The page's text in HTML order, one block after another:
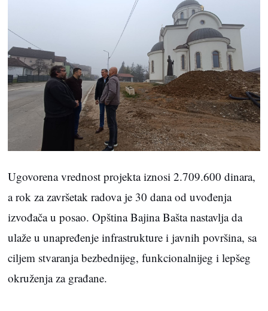
Ugovorena vrednost projekta iznosi 2.709.600 dinara,
a rok za završetak radova je 30 dana od uvođenja
izvođača u posao. Opština Bajina Bašta nastavlja da
ulaže u unapređenje infrastrukture i javnih površina, sa
ciljem stvaranja bezbednijeg, funkcionalnijeg i lepšeg
okruženja za građane.